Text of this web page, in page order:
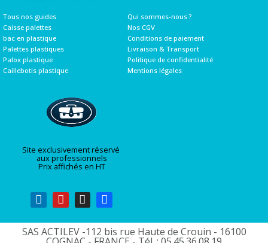
Tous nos guides
Caisse palettes
bac en plastique
Palettes plastiques
Palox plastique
Caillebotis plastique
Qui sommes-nous ?
Nos CGV
Conditions de paiement
Livraison & Transport
Politique de confidentialité
Mentions légales
Site exclusivement réservé
aux professionnels
Prix affichés en HT
SAS ACTILEV -112 bis rue Haute de Crouin - 16100